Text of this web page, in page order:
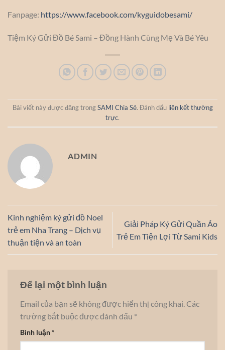
Fanpage: https://www.facebook.com/kyguidobesami/
Tiệm Ký Gửi Đồ Bé Sami – Đồng Hành Cùng Mẹ Và Bé Yêu
Bài viết này được đăng trongSAMI Chia Sẻ. Đánh dấu liên kết thường
trực.
ADMIN
Kinh nghiệm ký gửi đồ Noel
trẻ em Nha Trang – Dịch vụ
thuận tiện và an toàn
Giải Pháp Ký Gửi Quần Áo
Trẻ Em Tiện Lợi Từ Sami Kids
Để lại một bình luận
Email của bạn sẽ không được hiển thị công khai.Các
trường bắt buộc được đánh dấu *
Bình luận*